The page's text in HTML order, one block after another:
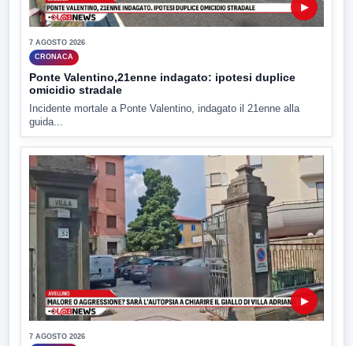
▶
7 AGOSTO 2026
CRONACA
Ponte Valentino,21enne indagato: ipotesi duplice
omicidio stradale
Incidente mortale a Ponte Valentino, indagato il 21enne alla
guida...
▶
7 AGOSTO 2026